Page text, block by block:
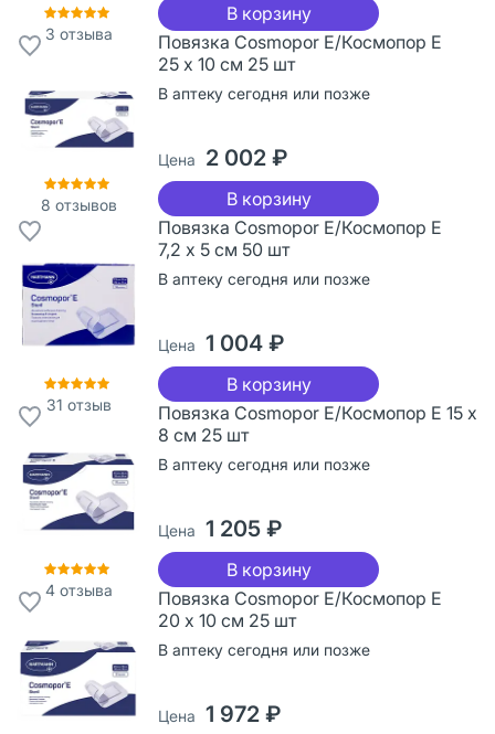
3 отзыва
В корзину
8 отзывов
Повязка Cosmopor Е/Космопор Е
25 х 10 см 25 шт
В аптеку сегодня или позже
Цена 2 002 ₽
В корзину
31 отзыв
Повязка Cosmopor Е/Космопор Е
7,2 х 5 см 50 шт
В аптеку сегодня или позже
Цена 1 004 ₽
В корзину
4отзыва
Повязка Cosmopor Е/Космопор Е 15 х
8 см 25 шт
В аптеку сегодня или позже
Цена 1 205 ₽
В корзину
Повязка Cosmopor Е/Космопор Е
20 х 10 см 25 шт
В аптеку сегодня или позже
Цена 1 972 ₽